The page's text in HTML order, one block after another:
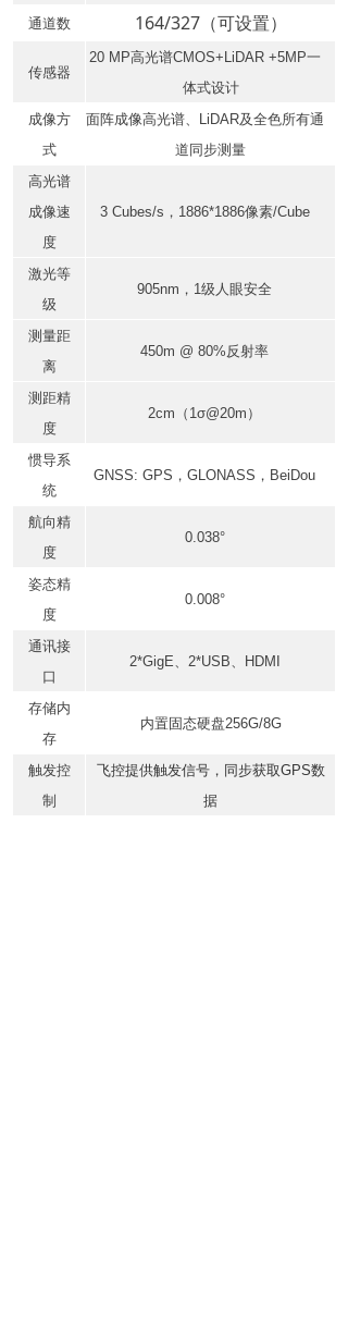
通道数 164/327（可设置）
传感器
20 M P高光谱CMOS+LiDAR +5MP一
体式设计
成像方
式
面阵成像高光谱、 LiDAR及全色所有通
道同步测量
高光谱
成像速
度
3 Cubes/s ， 1886*1886像素/Cube
激光等
级
905nm ， 1级人眼安全
测量距
离
450m @ 80%反射率
测距精
度
2cm （ 1σ@20m ）
惯导系
统
GNSS:GPS ，GLONASS ， BeiDou
航向精
度
0.038°
姿态精
度
0.008°
通讯接
口
2*GigE、 2*USB、 HDMI
存储内
存
内置固态硬盘256G/8G
触发控
制
飞控提供触发信号，同步获取GPS数
据